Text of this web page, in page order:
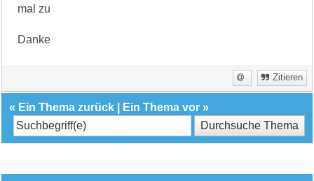
mal zu
Danke
Zitieren
« Ein Thema zurück Ein Thema vor »